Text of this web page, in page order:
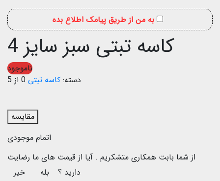
به من از طریق پیامک اطلاع بده
کاسه تبتی سبز سایز 4
ناموجود
دسته: کاسه تبتی 0 از 5
مقایسه
اتمام موجودی
از شما بابت همکاری متشکریم . آیا از قیمت های ما رضایت
دارید ؟
بله
خیر